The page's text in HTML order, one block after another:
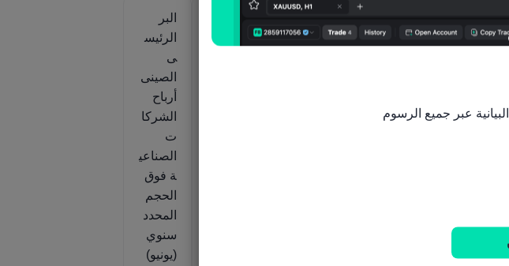
البر
الرئيس
في
البر
الرئيس
الرئيس
البر
الرئيس
ى
الصينى
أرباح
الشركا
ت
الصناعي
ة فوق
الحجم
المحدد
سنوي
(يونيو)